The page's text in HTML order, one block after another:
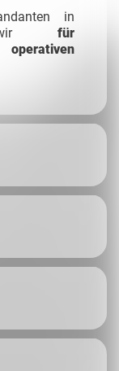
in
wir für
operativen